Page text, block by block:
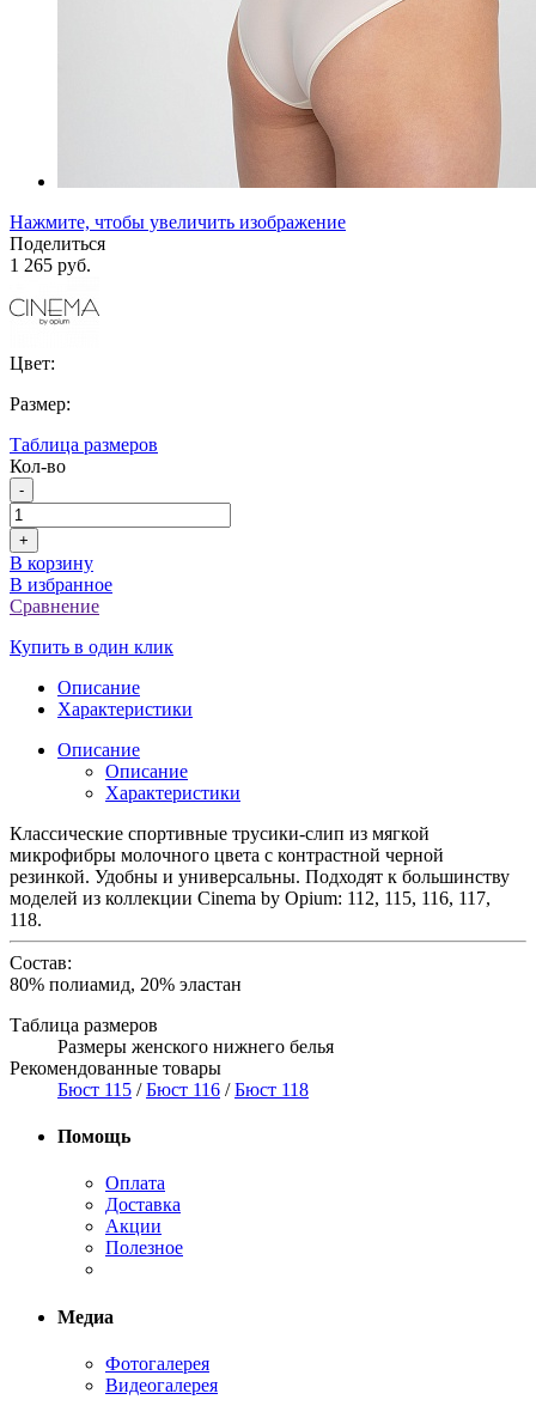
Нажмите, чтобы увеличить изображение
Поделиться
1 265 руб.
Цвет:
Размер:
Таблица размеров
Кол-во
-
+
В корзину
В избранное
Сравнение
Купить в один клик
Описание
Характеристики
Описание
Описание
Характеристики
Классические спортивные трусики-слип из мягкой
микрофибры молочного цвета с контрастной черной
резинкой. Удобны и универсальны. Подходят к большинству
моделей из коллекции Cinema by Opium: 112, 115, 116, 117,
118.
Состав:
80% полиамид, 20% эластан
Таблица размеров
Размеры женского нижнего белья
Рекомендованные товары
Бюст 115 /Бюст 116 /Бюст 118
Помощь
Оплата
Доставка
Акции
Полезное
Медиа
Фотогалерея
Видеогалерея